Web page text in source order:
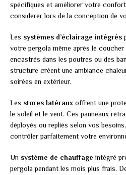
spécifiques et améliorer votre
considérer lors de la conception de
Les systèmes d’éclairage intégrés
votre pergola même après le
encastrés dans les poutres ou des
structure créent une ambiance
soirées en extérieur.
Les stores latéraux offrent une
le soleil et le vent. Ces panneaux
déployés ou repliés selon vos
contrôler parfaitement votre
Un système de chauffage intégré
pergola pendant les mois plus frais.